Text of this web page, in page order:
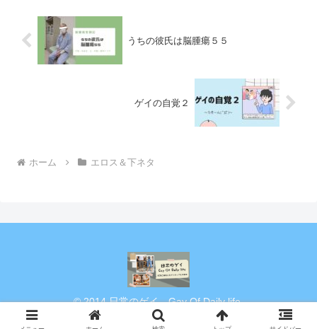
うちの彼氏は脳腫瘍５５
ゲイの自覚２
ホーム エロス＆下ネタ
© 2014 日常のゲイ Gay Of Daily life.